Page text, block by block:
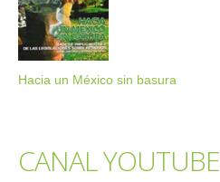
Hacia un México sin basura
CANAL YOUTUBE